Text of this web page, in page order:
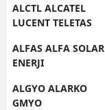
ALCTL ALCATEL
LUCENT TELETAS
ALFAS ALFA SOLAR
ENERJI
ALGYO ALARKO
GMYO